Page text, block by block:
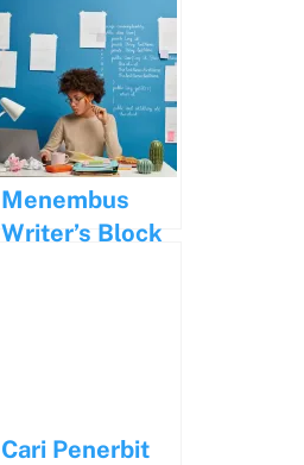
Dunia
Penerbitan
Menembus
Writer’s Block
Cari Penerbit